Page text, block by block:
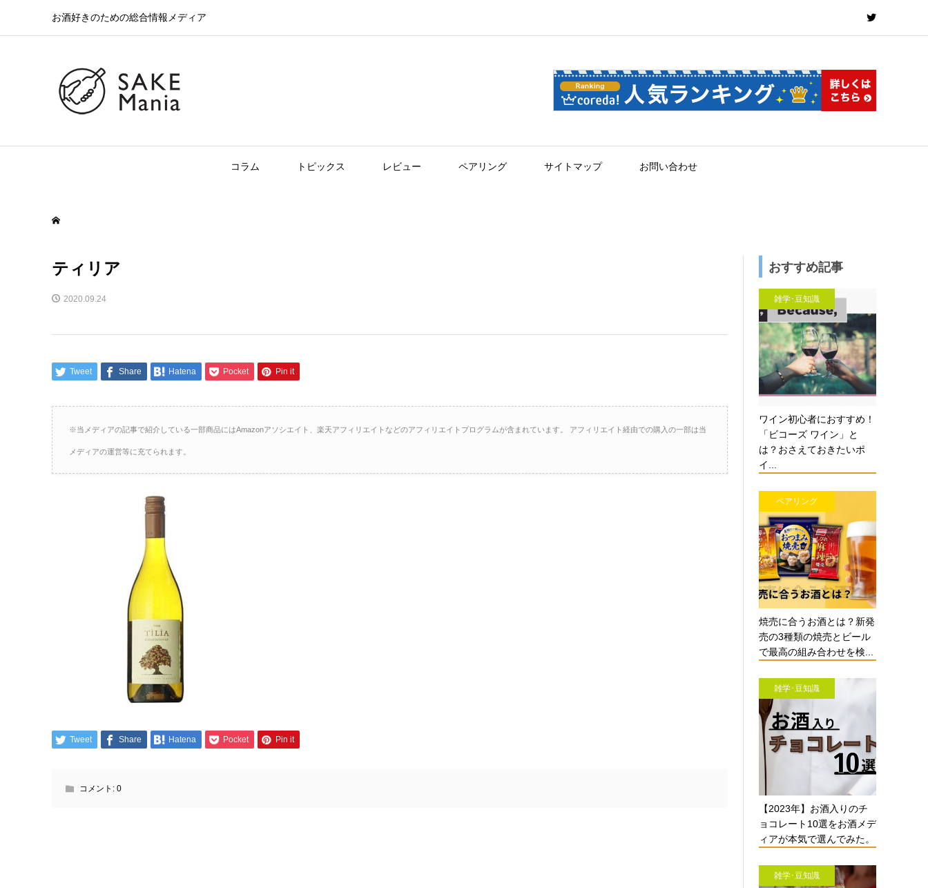
お酒好きのための総合情報メディア
コラム トピックス レビュー ペアリング サイトマップ お問い合わせ
ティリア
2020.09.24
Tweet Share Hatena Pocket Pin it
※当メディアの記事で紹介している一部商品にはAmazonアソシエイト、楽天アフィリエイトなどのアフィリエイトプログラムが含まれています。 アフィリエイト経由での購入の一部は当
メディアの運営等に充てられます。
Tweet Share Hatena Pocket Pin it
コメント: 0
おすすめ記事
雑学･豆知識
ワイン初心者におすすめ！
「ビコーズ ワイン」と
は？おさえておきたいポ
イ...
ペアリング
焼売に合うお酒とは？新発
売の3種類の焼売とビール
で最高の組み合わせを検...
雑学･豆知識
【2023年】お酒入りのチ
ョコレート10選をお酒メデ
ィアが本気で選んでみた。
雑学･豆知識